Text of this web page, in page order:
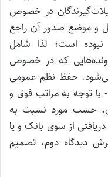
در خصوص
و موضع صدور آن راجع
نبوده است؛ لذا شامل
که در خصوص
حفظ نظم عمومی
اقتصادی نیز اقتضای این امر را دارد. ۲- با توجه به مراتب فوق و
حسب مورد نسبت به
از سوی بانک و یا
دیدگاه دوم، تصمیم